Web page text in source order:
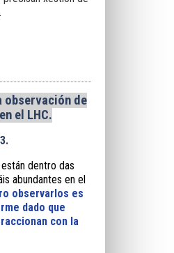
observación de
el LHC.
dentro das
abundantes en el
observarlos es
dado que
con la